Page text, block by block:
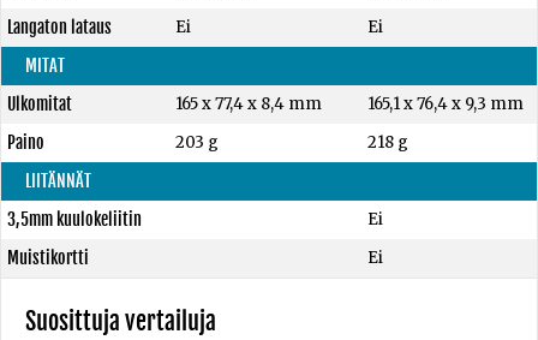
Langaton lataus
Ei
Ei
MITAT
Ulkomitat
165 x 77,4 x 8,4 mm
165,1 x 76,4 x 9,3 mm
Paino
203 g
218 g
LIITÄNNÄT
3,5mm kuulokeliitin
Ei
Muistikortti
Ei
Suosittuja vertailuja